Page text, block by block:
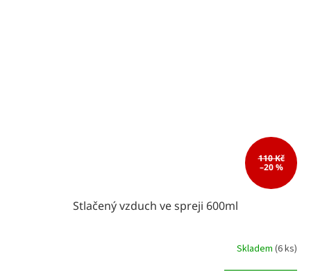
110 Kč
–20 %
Stlačený vzduch ve spreji 600ml
Skladem (6 ks)